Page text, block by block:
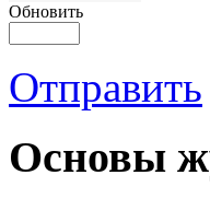
Обновить
Отправить
Основы